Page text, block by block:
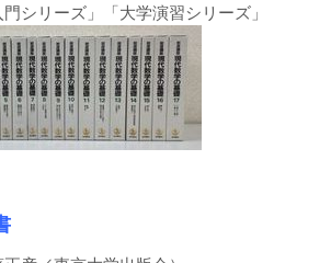
シリーズ」「大学演習シリーズ」